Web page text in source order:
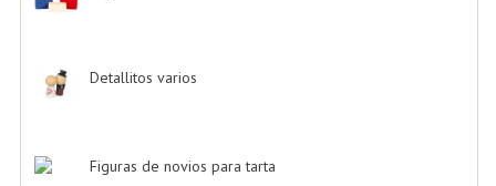
Detallitos varios
Figuras de novios para tarta